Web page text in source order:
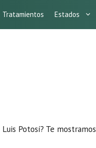
Tratamientos Estados
Potosí? Te mostramos